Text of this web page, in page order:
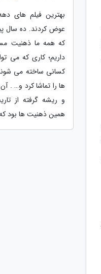
بهترین فیلم های
عوض کردند. ده سال
که همه ما ذهنیت
داریم؛ کاری که می
کسانی ساخته می
ها را تماشا کرد و… .
و ریشه گرفته از
همین ذهنیت ها بود